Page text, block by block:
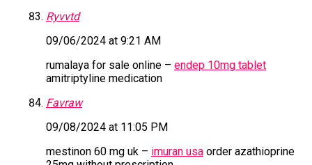
Ryvvtd
09/06/2024 at 9:21 AM
rumalaya for sale online – endep 10mg tablet
amitriptyline medication
Favraw
09/08/2024 at 11:05 PM
mestinon 60 mg uk – imuran usaorder azathioprine